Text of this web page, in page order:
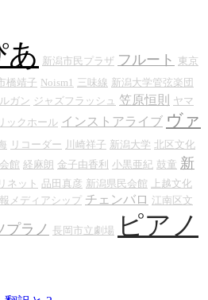
あ 新潟市民プラザ フルート 東京
橋靖子 Noism1 三味線 新潟大学管弦楽団
ガン ジャズフラッシュ 笠原恒則 ヤマ
ックホール インストアライブ ヴァ
リコーダー 川崎祥子 新潟大学 北区文化
館 経麻朗 金子由香利 小黒亜紀 鼓童 新
ネット 品田真彦 新潟県民会館
上越文化
メディアシップ チェンバロ 江南区文
プラノ 長岡市立劇場 ピアノ